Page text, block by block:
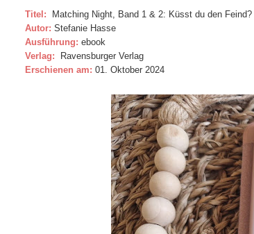
Titel: Matching Night, Band 1 & 2: Küsst du den
Autor: Stefanie Hasse
Ausführung: ebook
Verlag:
Ravensburger Verlag
Erschienen am: 01. Oktober 2024